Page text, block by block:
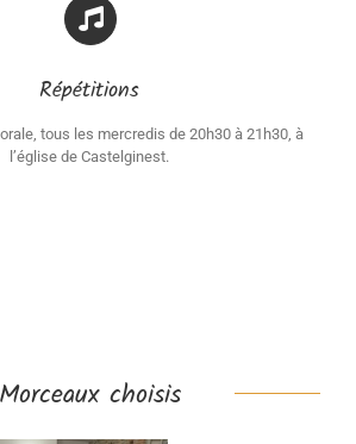
Répétitions
tous les mercredis de 20h30 à 21h30, à
l’église de Castelginest.
Morceaux choisis